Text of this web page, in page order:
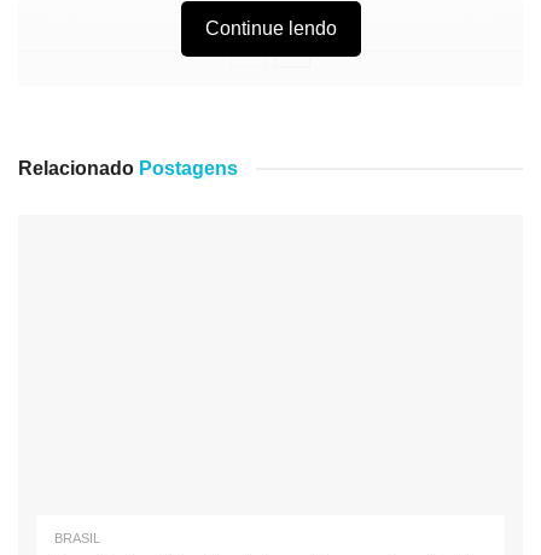
O ministro da Economia, Paulo Guedes, declarou no dia
Continue lendo
Relacionado Postagens
BRASIL